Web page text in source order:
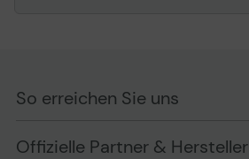
Offizielle Partner & Hersteller
So erreichen Sie uns
Schlesierring 35